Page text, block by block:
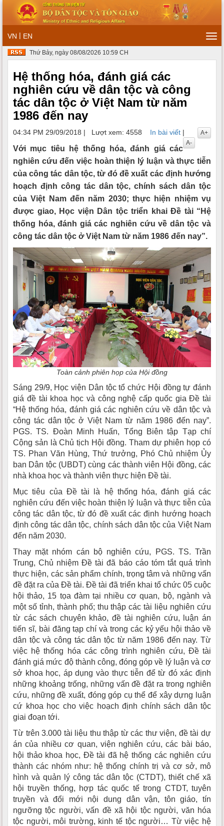
VN | EN
Thứ Bảy, ngày 08/08/2026 10:59 CH
Hệ thống hóa, đánh giá các
nghiên cứu về dân tộc và công
tác dân tộc ở Việt Nam từ năm
1986 đến nay
04:34 PM 29/09/2018 | Lượt xem: 4558 In bài viết |
A+
A-
Với mục tiêu hệ thống hóa, đánh giá các
nghiên cứu đến việc hoàn thiện lý luận và thực tiễn
của công tác dân tộc, từ đó đề xuất các định hướng
hoạch định công tác dân tộc, chính sách dân tộc
của Việt Nam đến năm 2030; thực hiện nhiệm vụ
được giao, Học viện Dân tộc triển khai Đề tài “Hệ
thống hóa, đánh giá các nghiên cứu về dân tộc và
công tác dân tộc ở Việt Nam từ năm 1986 đến nay”.
Toàn cảnh phiên họp của Hội đồng
Sáng 29/9, Học viện Dân tộc tổ chức Hội đồng tự đánh
giá đề tài khoa học và công nghệ cấp quốc gia Đề tài
“Hệ thống hóa, đánh giá các nghiên cứu về dân tộc và
công tác dân tộc ở Việt Nam từ năm 1986 đến nay”.
PGS. TS. Đoàn Minh Huấn, Tổng Biên tập Tạp chí
Cộng sản là Chủ tịch Hội đồng. Tham dự phiên họp có
TS. Phan Văn Hùng, Thứ trưởng, Phó Chủ nhiệm Ủy
ban Dân tộc (UBDT) cùng các thành viên Hội đồng, các
nhà khoa học và thành viên thực hiện Đề tài.
Mục tiêu của Đề tài là hệ thống hóa, đánh giá các
nghiên cứu đến việc hoàn thiện lý luận và thực tiễn của
công tác dân tộc, từ đó đề xuất các định hướng hoạch
định công tác dân tộc, chính sách dân tộc của Việt Nam
đến năm 2030.
Thay mặt nhóm cán bộ nghiên cứu, PGS. TS. Trần
Trung, Chủ nhiệm Đề tài đã báo cáo tóm tắt quá trình
thực hiện, các sản phẩm chính, trọng tâm và những vấn
đề đặt ra của Đề tài. Đề tài đã triển khai tổ chức 05 cuộc
hội thảo, 15 tọa đàm tại nhiều cơ quan, bộ, ngành và
một số tỉnh, thành phố; thu thập các tài liệu nghiên cứu
từ các sách chuyên khảo, đề tài nghiên cứu, luận án
tiến sĩ, bài đăng tạp chí và trong các kỷ yếu hội thảo về
dân tộc và công tác dân tộc từ năm 1986 đến nay. Từ
việc hệ thống hóa các công trình nghiên cứu, Đề tài
đánh giá mức độ thành công, đóng góp về lý luận và cơ
sở khoa học, áp dụng vào thực tiễn để từ đó xác định
những khoảng trống, những vấn đề đặt ra trong nghiên
cứu, những đề xuất, đóng góp cụ thể để xây dựng luận
cứ khoa học cho việc hoạch định chính sách dân tộc
giai đoạn tới.
Từ trên 3.000 tài liệu thu thập từ các thư viện, đề tài dự
án của nhiều cơ quan, viện nghiên cứu, các bài báo,
hội thảo khoa học, Đề tài đã hệ thống các nghiên cứu
thành các nhóm như: hệ thống chính trị và cơ sở, mô
hình và quản lý công tác dân tộc (CTDT), thiết chế xã
hội truyền thống, hợp tác quốc tế trong CTDT, tuyên
truyền và đổi mới nội dung dân vận, tôn giáo, tín
ngưỡng tộc người, vấn đề xã hội tộc người, văn hóa
tộc người, môi trường, kinh tế tộc người… Từ việc hệ